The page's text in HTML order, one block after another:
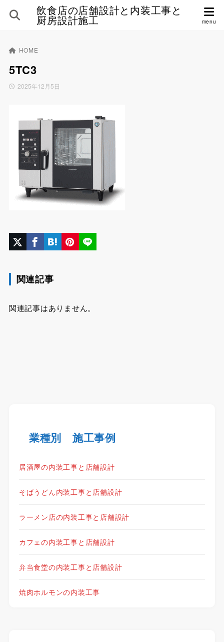
飲食店の店舗設計と内装工事と
厨房設計施工
HOME
5TC3
2025年12月5日
関連記事
関連記事はありません。
業種別 施工事例
居酒屋の内装工事と店舗設計
そばうどん内装工事と店舗設計
ラーメン店の内装工事と店舗設計
カフェの内装工事と店舗設計
弁当食堂の内装工事と店舗設計
焼肉ホルモンの内装工事